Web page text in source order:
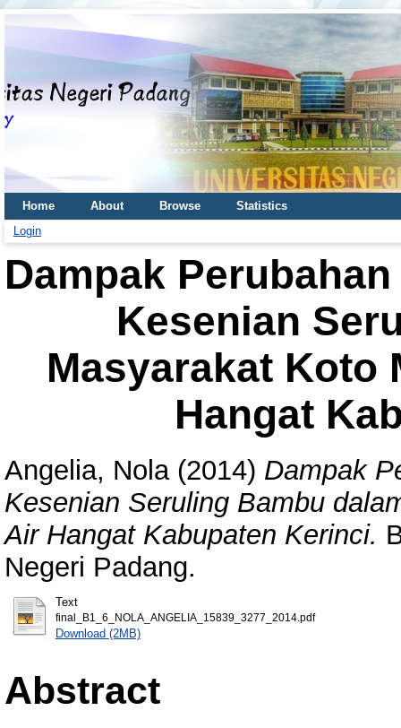
Home About Browse
Statistics
Login
Dampak
Kesenian
Masyarakat Koto
Hangat
Angelia, Nola(2014) Dampak
Kesenian Seruling Bambu
Air Hangat Kabupaten Kerinci.
Negeri Padang.
Text
final_B1_6_NOLA_ANGELIA_15839_3277_2014.pdf
Download (2MB)
Abstract